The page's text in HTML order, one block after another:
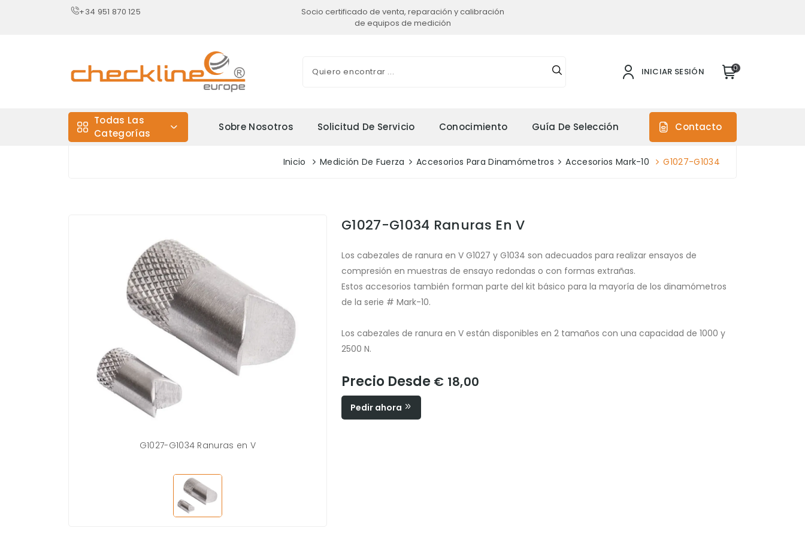
+34 951 870 125
Socio certificado de venta, reparación y calibración
de equipos de medición
INICIAR SESIÓN 0
Todas Las
Categorías
Sobre Nosotros Solicitud De Servicio Conocimiento Guía De Selección Contacto
Inicio Medición De Fuerza Accesorios Para Dinamómetros Accesorios Mark-10 G1027-G1034
G1027-G1034 Ranuras en V
G1027-G1034 Ranuras En V
Los cabezales de ranura en V G1027 y G1034 son adecuados para realizar ensayos de
compresión en muestras de ensayo redondas o con formas extrañas.
Estos accesorios también forman parte del kit básico para la mayoría de los dinamómetros
de la serie # Mark-10.
Los cabezales de ranura en V están disponibles en 2 tamaños con una capacidad de 1000 y
2500 N.
Precio Desde € 18,00
Pedir ahora